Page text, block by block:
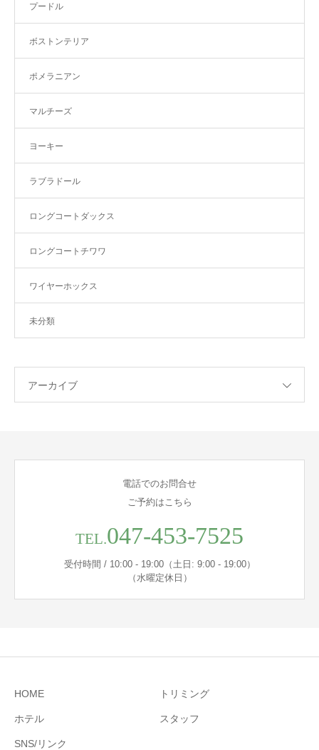
プードル
ボストンテリア
ポメラニアン
マルチーズ
ヨーキー
ラブラドール
ロングコートダックス
ロングコートチワワ
ワイヤーホックス
未分類
アーカイブ
電話でのお問合せ
ご予約はこちら
TEL.047-453-7525
受付時間 / 10:00 - 19:00（土日: 9:00 - 19:00）
（水曜定休日）
HOME トリミング
ホテル スタッフ
SNS/リンク